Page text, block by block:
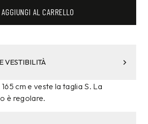
AGGIUNGI AL CARRELLO
VESTIBILITÀ
cm e veste la taglia S. La
è regolare.